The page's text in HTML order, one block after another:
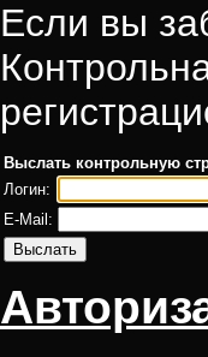
Если вы
Выслать контрольную
Логин:
E-Mail: